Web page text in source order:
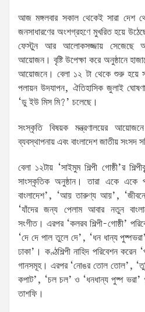
আজ মঙ্গলবার সকাল থেকেই সারা দেশ
জনসাধারণের অংশগ্রহণে মুখরিত হয়ে
ফেস্টুন আর আলোকসজ্জায় সেজেছে
আয়োজন। বৃষ্টি উপেক্ষা করে অনুষ্ঠানে
আয়োজনে। বেলা ১২ টা থেকে শুরু হয়ে
পলায়ন উদযাপন, ঐতিহাসিক জুলাই
‘ডু ইউ মিস মি?’ চলেছে।
সংস্কৃতি বিষয়ক মন্ত্রণালয়ের আয়োজনে
ব্যবস্থাপনায় এবং বাংলাদেশ জাতীয় সংসদ
বেলা ১২টায় ‘সাইমুম শিল্পী গোষ্ঠী’র
সাংস্কৃতিক অনুষ্ঠান। তারা একে
বাংলাদেশ’, ‘আয় তারুণ্য আয়’,
‘যাঁদের জন্য পেলাম আবার নতুন
সংগীত। এরপর ‘কলরব শিল্পী-গোষ্ঠী’
‘দে দে পাল তুলে দে’, ‘ধন ধান্য
ঢাকা’। কণ্ঠশিল্পী নাহিদ পরিবেশন
গানসমূহ। এরপর ‘নোঙর তোল তোল’,
কপাট’, ‘চল চল’ ও ‘ধনধান্য পুষ্প ভরা’
তাশফি।